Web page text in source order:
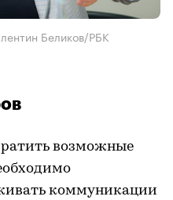
Беликов/РБК
возможные
коммуникации